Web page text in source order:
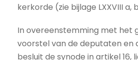
kerkorde (zie bijlage LXXVIII a,
In overeenstemming met het
voorstel van de deputaten en
besluit de synode in artikel 16,